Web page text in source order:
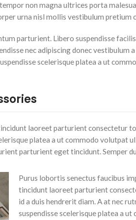
non magna ultrices porta
urna nisl mollis vestibulum pretium
parturient. Libero suspendisse
nec adipiscing donec vestibulum
scelerisque platea a ut
laoreet parturient consectetur
platea a ut commodo volutpat
parturient eget tincidunt. Semper
Purus lobortis senectus faucibus
tincidunt laoreet parturient
id a duis hendrerit diam. A at nec
suspendisse scelerisque platea a